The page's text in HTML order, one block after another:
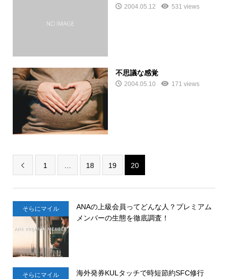
2004.05.12 531 views
不思議な感覚
2004.05.10 171 views
 1 18 19 20
そらにマイル
ANAの上級会員ってどんな人？プレミアム
メンバーの生態を徹底調査！
そらにマイル 海外発券KULタッチで時短節約SFC修行